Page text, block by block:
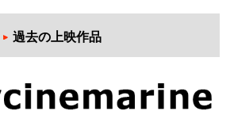
過去の上映作品